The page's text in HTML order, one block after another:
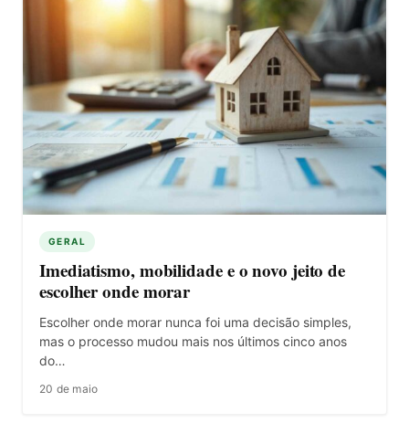
GERAL
Imediatismo, mobilidade e o novo jeito de
escolher onde morar
Escolher onde morar nunca foi uma decisão simples,
mas o processo mudou mais nos últimos cinco anos
do…
20 de maio